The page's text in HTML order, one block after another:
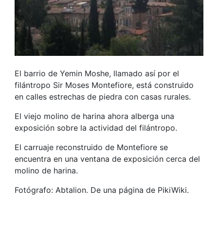
El barrio de Yemin Moshe, llamado así por el
filántropo Sir Moses Montefiore, está construido
en calles estrechas de piedra con casas rurales.
El viejo molino de harina ahora alberga una
exposición sobre la actividad del filántropo.
El carruaje reconstruido de Montefiore se
encuentra en una ventana de exposición cerca del
molino de harina.
Fotógrafo: Abtalion. De una página de PikiWiki.